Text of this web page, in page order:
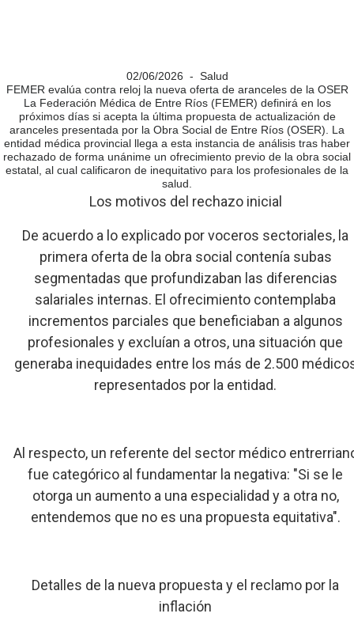
02/06/2026 - Salud
FEMER evalúa contra reloj la nueva oferta de aranceles de la OSER
La Federación Médica de Entre Ríos (FEMER) definirá en los
próximos días si acepta la última propuesta de actualización de
aranceles presentada por la Obra Social de Entre Ríos (OSER). La
entidad médica provincial llega a esta instancia de análisis tras haber
rechazado de forma unánime un ofrecimiento previo de la obra social
estatal, al cual calificaron de inequitativo para los profesionales de la
salud.
Los motivos del rechazo inicial
De acuerdo a lo explicado por voceros sectoriales, la
primera oferta de la obra social contenía subas
segmentadas que profundizaban las diferencias
salariales internas. El ofrecimiento contemplaba
incrementos parciales que beneficiaban a algunos
profesionales y excluían a otros, una situación que
generaba inequidades entre los más de 2.500
representados por la entidad.
Al respecto, un referente del sector médico
fue categórico al fundamentar la negativa: "Si se le
otorga un aumento a una especialidad y a otra no,
entendemos que no es una propuesta equitativa".
Detalles de la nueva propuesta y el reclamo por la
inflación